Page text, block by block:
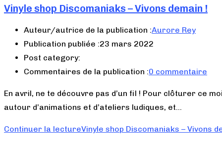
Vinyle shop Discomaniaks – Vivons demain !
Auteur/autrice de la publication :Aurore Rey
Publication publiée :23 mars 2022
Post category:
Commentaires de la publication :0 commentaire
En avril, ne te découvre pas d’un fil ! Pour clôturer ce
autour d’animations et d’ateliers ludiques, et…
Continuer la lectureVinyle shop Discomaniaks – Vivons